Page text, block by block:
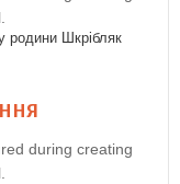
родини Шкрібляк
during creating